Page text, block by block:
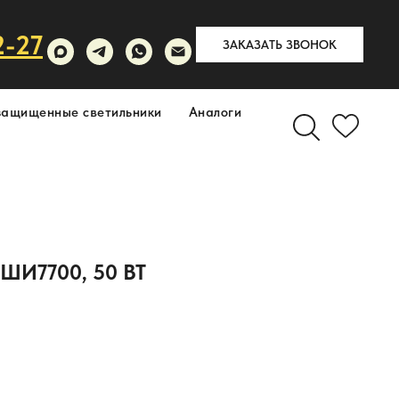
27 ЗАКАЗАТЬ ЗВОНОК
светильники Аналоги
50 ВТ